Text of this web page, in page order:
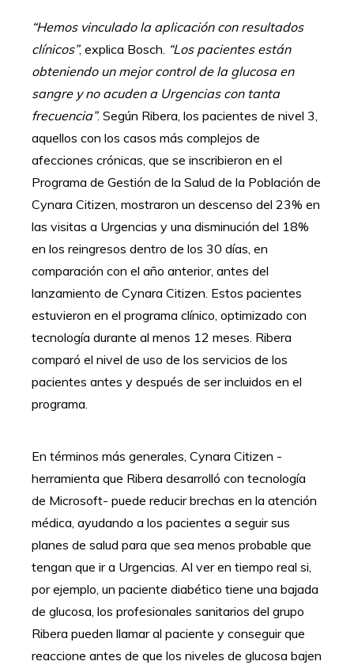
“Hemos vinculado la aplicación con resultados
clínicos”, explica Bosch. “Los pacientes están
obteniendo un mejor control de la glucosa en
sangre y no acuden a Urgencias con tanta
frecuencia”. Según Ribera, los pacientes de nivel 3,
aquellos con los casos más complejos de
afecciones crónicas, que se inscribieron en el
Programa de Gestión de la Salud de la Población de
Cynara Citizen, mostraron un descenso del 23% en
las visitas a Urgencias y una disminución del 18%
en los reingresos dentro de los 30 días, en
comparación con el año anterior, antes del
lanzamiento de Cynara Citizen. Estos pacientes
estuvieron en el programa clínico, optimizado con
tecnología durante al menos 12 meses. Ribera
comparó el nivel de uso de los servicios de los
pacientes antes y después de ser incluidos en el
programa.
En términos más generales, Cynara Citizen -
herramienta que Ribera desarrolló con tecnología
de Microsoft- puede reducir brechas en la atención
médica, ayudando a los pacientes a seguir sus
planes de salud para que sea menos probable que
tengan que ir a Urgencias. Al ver en tiempo real si,
por ejemplo, un paciente diabético tiene una bajada
de glucosa, los profesionales sanitarios del grupo
Ribera pueden llamar al paciente y conseguir que
reaccione antes de que los niveles de glucosa bajen